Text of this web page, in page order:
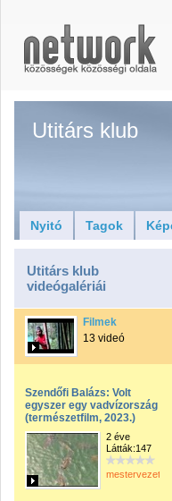
Utitárs klub
Nyitó Tagok
Utitárs klub
videógalériái
Filmek
13 videó
Szendőfi Balázs: Volt
egyszer egy vadvízország
(természetfilm, 2023.)
2 éve
Látták:147
mestervezeto